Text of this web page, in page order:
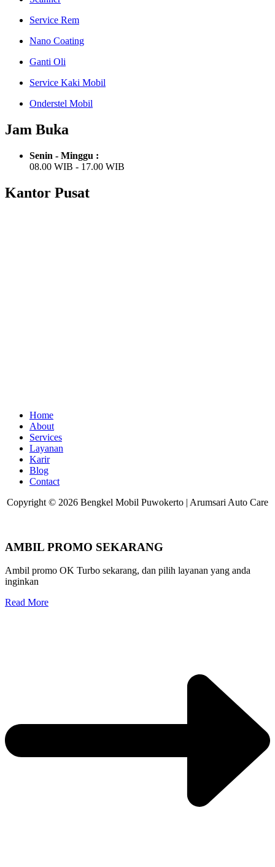
Service Rem
Nano Coating
Ganti Oli
Service Kaki Mobil
Onderstel Mobil
Jam Buka
Senin - Minggu :
08.00 WIB - 17.00 WIB
Kantor Pusat
Home
About
Services
Layanan
Karir
Blog
Contact
Copyright © 2026 Bengkel Mobil Puwokerto | Arumsari Auto Care
AMBIL PROMO SEKARANG
Ambil promo OK Turbo sekarang, dan pilih layanan yang anda
inginkan
Read More